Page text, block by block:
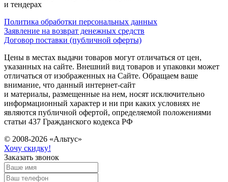
и тендерах
Политика обработки персональных данных
Заявление на возврат денежных средств
Договор поставки (публичной оферты)
Цены в местах выдачи товаров могут отличаться от цен,
указанных на сайте. Внешний вид товаров и упаковки может
отличаться от изображенных на Сайте. Обращаем ваше
внимание, что данный интернет-сайт
и материалы, размещенные на нем, носят исключительно
информационный характер и ни при каких условиях не
являются публичной офертой, определяемой положениями
статьи 437 Гражданского кодекса РФ
© 2008-2026 «Альтус»
Хочу скидку!
Заказать звонок